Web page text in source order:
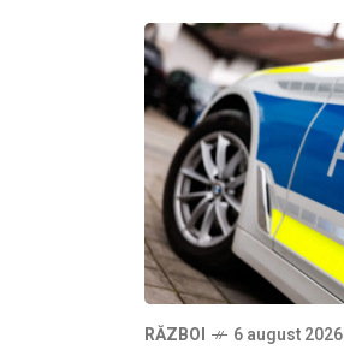
RĂZBOI 6 august 2026